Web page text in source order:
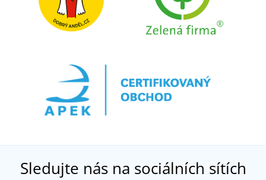
Sledujte nás na sociálních sítích